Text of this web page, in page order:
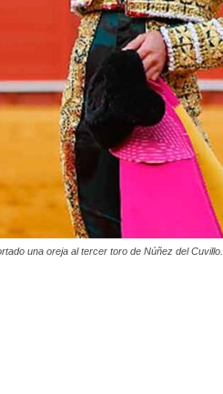
una oreja al tercer toro de Núñez del Cuvillo.